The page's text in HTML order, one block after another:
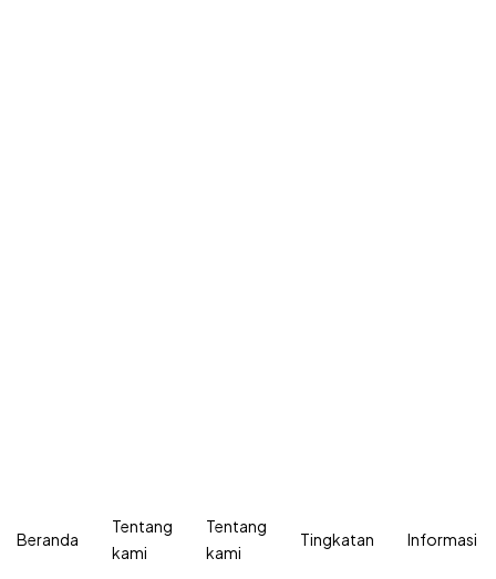
Beranda
Tentang
kami
Tentang
kami
Tingkatan Informasi